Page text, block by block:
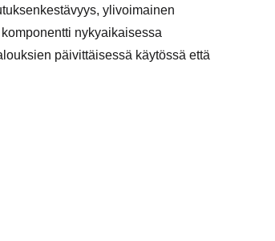
ylivoimainen
nykyaikaisessa
päivittäisessä käytössä että